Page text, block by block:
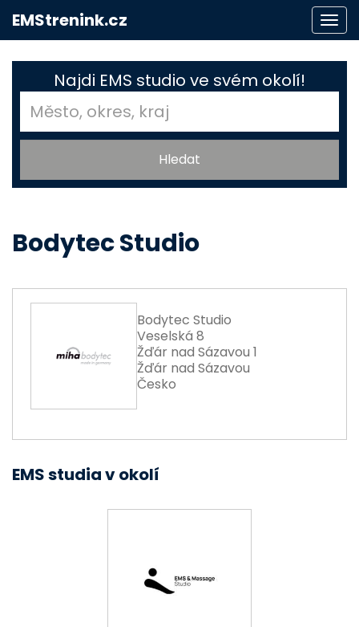
EMStrenink.cz
Najdi EMS studio ve svém okolí!
Bodytec Studio
Bodytec Studio
Veselská 8
Žďár nad Sázavou 1
Žďár nad Sázavou
Česko
EMS studia v okolí